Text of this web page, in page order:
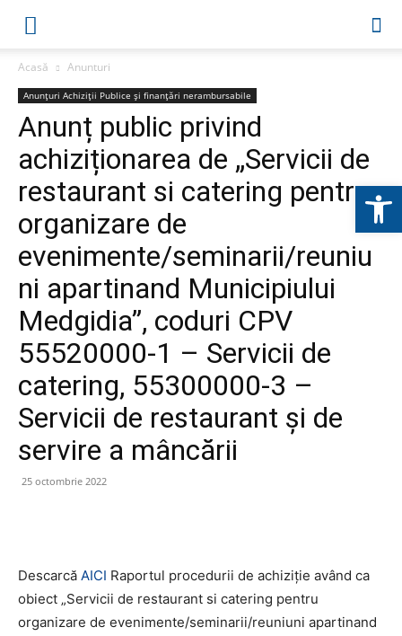
Acasă Anunturi
Anunțuri Achiziții Publice și finanțări nerambursabile
Anunț public privind
achiziționarea de „Servicii de
restaurant si catering pentru
organizare de
evenimente/seminarii/reuniu
ni apartinand Municipiului
Medgidia”, coduri CPV
55520000-1 – Servicii de
catering, 55300000-3 –
Servicii de restaurant şi de
servire a mâncării
25 octombrie 2022
Descarcă AICI Raportul procedurii de achiziție având ca
obiect „Servicii de restaurant si catering pentru
organizare de evenimente/seminarii/reuniuni apartinand